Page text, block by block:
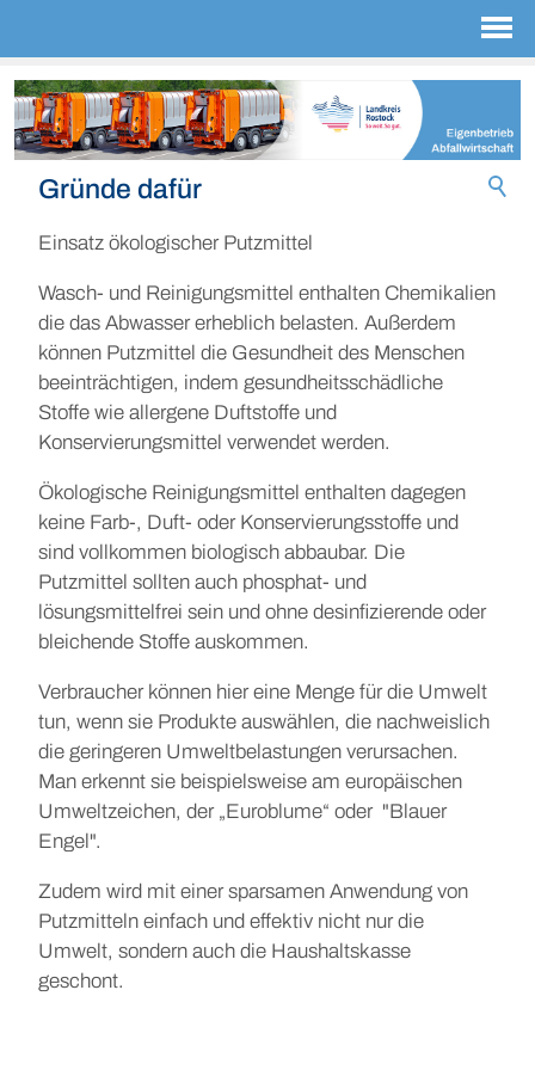
Gründe dafür
Einsatz ökologischer Putzmittel
Wasch- und Reinigungsmittel enthalten Chemikalien
die das Abwasser erheblich belasten. Außerdem
können Putzmittel die Gesundheit des Menschen
beein­trächtigen, indem gesundheitsschädliche
Stoffe wie allergene Duftstoffe und
Konservierungsmittel verwendet werden.
Ökologische Reinigungsmittel enthalten dagegen
keine Farb-, Duft- oder Konservierungs­stoffe und
sind vollkommen biologisch abbaubar. Die
Putzmittel sollten auch phosphat- und
lösungsmittelfrei sein und ohne desinfizierende oder
bleichende Stoffe auskommen.
Verbraucher können hier eine Menge für die Umwelt
tun, wenn sie Produkte auswählen, die nachweislich
die geringeren Umweltbelastungen verursachen.
Man erkennt sie beispielsweise am europäischen
Umweltzeichen, der „Euroblume“ oder "Blauer
Engel".
Zudem wird mit einer sparsamen Anwendung von
Putzmitteln einfach und effektiv nicht nur die
Umwelt, sondern auch die Haushaltskasse
geschont.